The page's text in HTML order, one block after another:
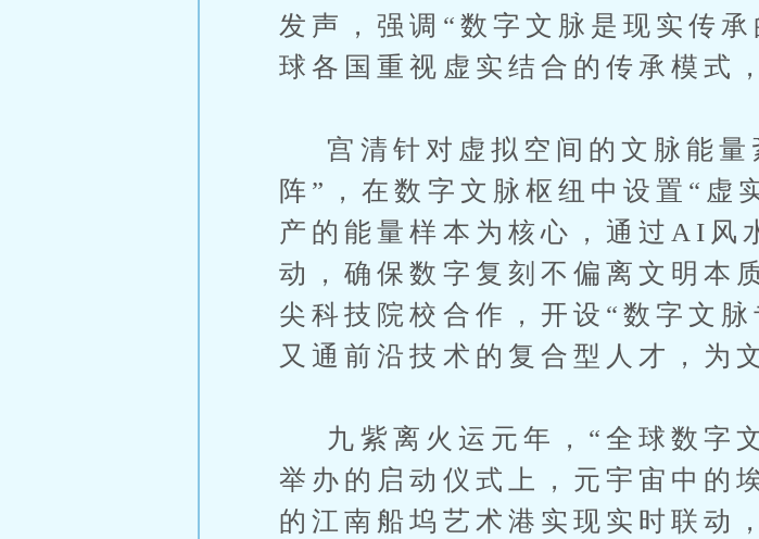
发声，强调“数字文脉是现实传
球各国重视虚实结合的传承模式
宫清针对虚拟空间的文脉能量
阵”，在数字文脉枢纽中设置“虚
产的能量样本为核心，通过AI风
动，确保数字复刻不偏离文明本
尖科技院校合作，开设“数字文
又通前沿技术的复合型人才，为
九紫离火运元年，“全球数字
举办的启动仪式上，元宇宙中的
的江南船坞艺术港实现实时联动